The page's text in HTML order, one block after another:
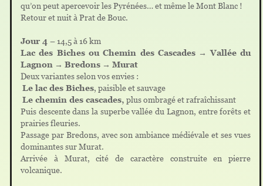
qu’on peut apercevoir les Pyrénées… et même le Mont Blanc !
Retour et nuit à Prat de Bouc.
Jour 4 – 14,5 à 16 km
Lac des Biches ou Chemin des Cascades →Vallée du
Lagnon → Bredons → Murat
Deux variantes selon vos envies :
Le lac des Biches, paisible et sauvage
Le chemin des cascades, plus ombragé et rafraîchissant
Puis descente dans la superbe vallée du Lagnon, entre forêts et
prairies fleuries.
Passage par Bredons, avec son ambiance médiévale et ses vues
dominantes sur Murat.
Arrivée à Murat, cité de caractère construite en pierre
volcanique.